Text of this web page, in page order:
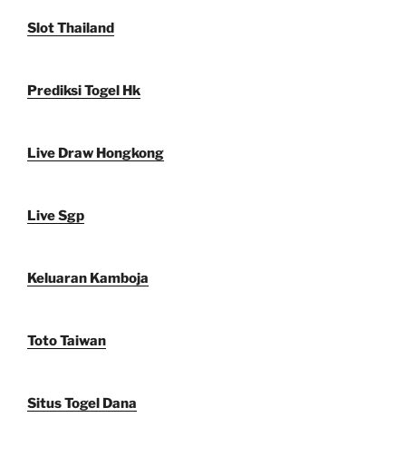
Slot Thailand
Prediksi Togel Hk
Live Draw Hongkong
Live Sgp
Keluaran Kamboja
Toto Taiwan
Situs Togel Dana